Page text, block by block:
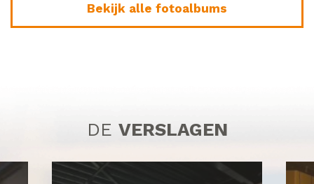
Bekijk alle fotoalbums
DE VERSLAGEN